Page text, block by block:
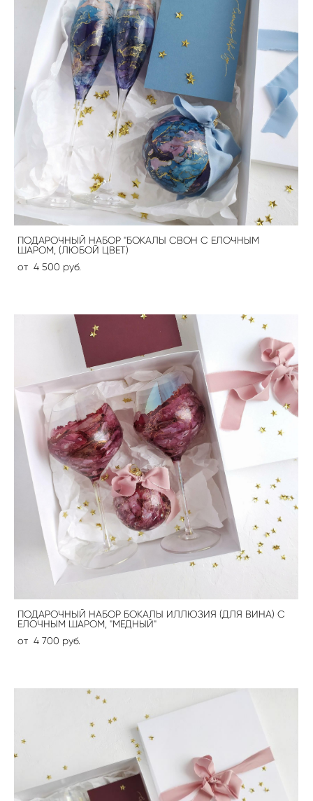
ПОДАРОЧНЫЙ НАБОР "БОКАЛЫ СВОН С ЕЛОЧНЫМ
ШАРОМ, (ЛЮБОЙ ЦВЕТ)
от 4 500 pуб.
ПОДАРОЧНЫЙ НАБОР БОКАЛЫ ИЛЛЮЗИЯ (ДЛЯ ВИНА) С
ЕЛОЧНЫМ ШАРОМ, "МЕДНЫЙ"
от 4 700 pуб.